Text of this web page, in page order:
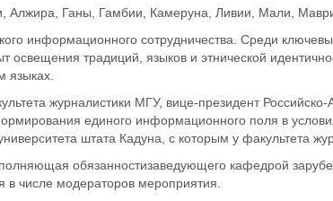
Алжира, Ганы, Гамбии, Камеруна,
Ливии, Мали,
информационного сотрудничества. Среди
освещения традиций, языков и этнической
языках.
журналистики МГУ, вице-президент
ия единого информационного поля в
штата Кадуна, с которым у факультета
обязанностизаведующего кафедрой
в числе модераторов мероприятия.